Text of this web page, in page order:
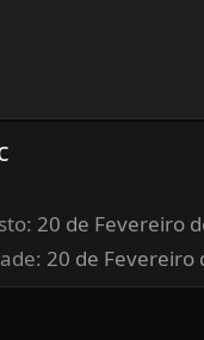
20 de Fevereiro
20 de Fevereiro